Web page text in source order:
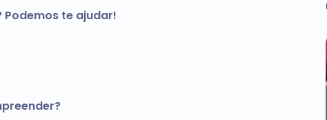
Podemos te ajudar!